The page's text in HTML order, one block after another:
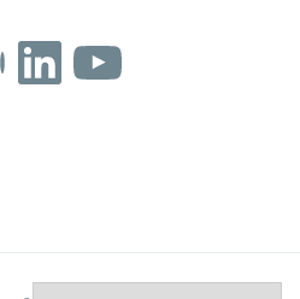
LinkedIn